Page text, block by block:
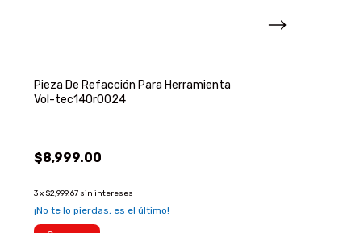
Pieza De Refacción Para Herramienta
Vol-tec140r0024
$8,999.00
3x $2,999.67 sin intereses
¡No te lo pierdas, es el último!